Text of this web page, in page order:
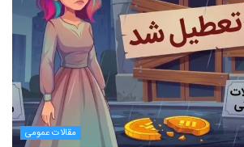
مقالات عمومی